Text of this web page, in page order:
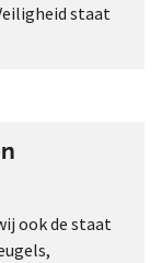
staat
ook de staat